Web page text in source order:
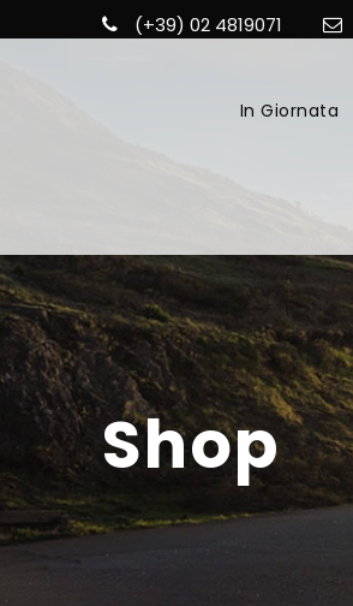
(+39) 02 4819071
In Giornata
Shop